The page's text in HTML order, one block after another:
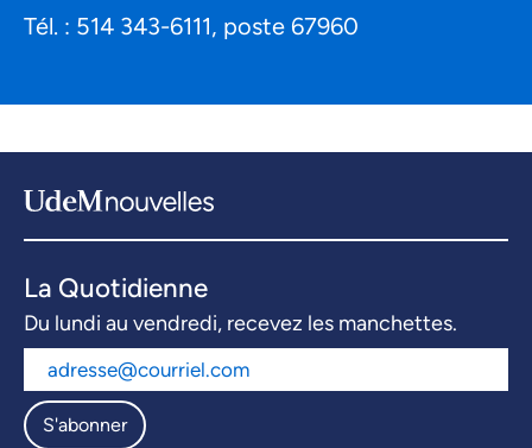
Tél. : 514 343-6111, poste 67960
La Quotidienne
Du lundi au vendredi, recevez les manchettes.
S'abonner